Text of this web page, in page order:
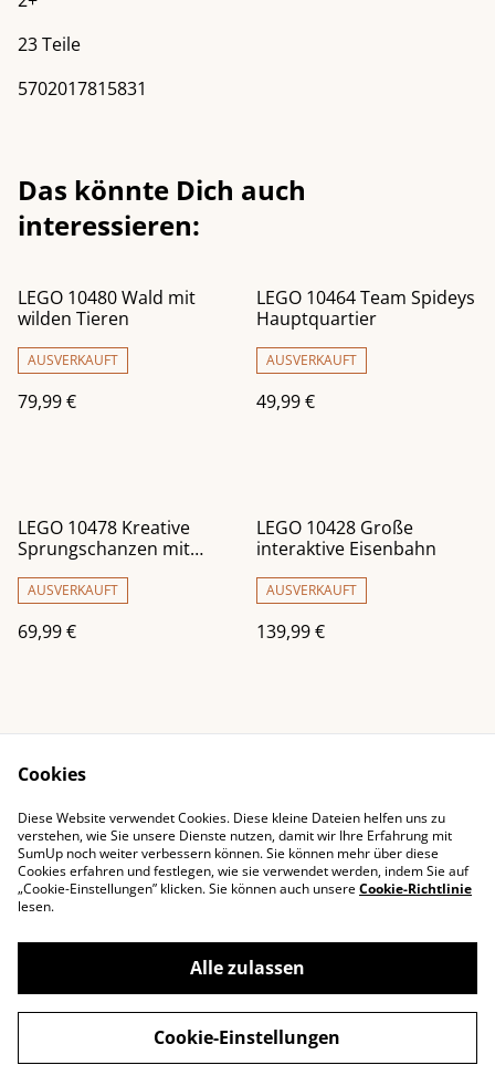
23 Teile
5702017815831
Das könnte Dich auch
interessieren:
LEGO 10480 Wald mit
wilden Tieren
AUSVERKAUFT
79,99 €
LEGO 10464 Team Spideys
Hauptquartier
AUSVERKAUFT
49,99 €
LEGO 10478 Kreative
Sprungschanzen mit
AUSVERKAUFT
69,99 €
LEGO 10428 Große
interaktive Eisenbahn
AUSVERKAUFT
139,99 €
Impressum
Kontaktieren Sie uns
Rechtliche
Bestimmungen
Datenschutzbestimm
ungen von SumUp
Cookie-Richtlinie
©2026littledeals
powered by
Cookies
Diese Website verwendet Cookies. Diese kleine Dateien helfen uns zu
verstehen, wie Sie unsere Dienste nutzen, damit wir Ihre Erfahrung mit
SumUp noch weiter verbessern können. Sie können mehr über diese
Cookies erfahren und festlegen, wie sie verwendet werden, indem Sie auf
„Cookie-Einstellungen” klicken. Sie können auch unsereCookie-Richtlinie
lesen.
Alle zulassen
Cookie-Einstellungen